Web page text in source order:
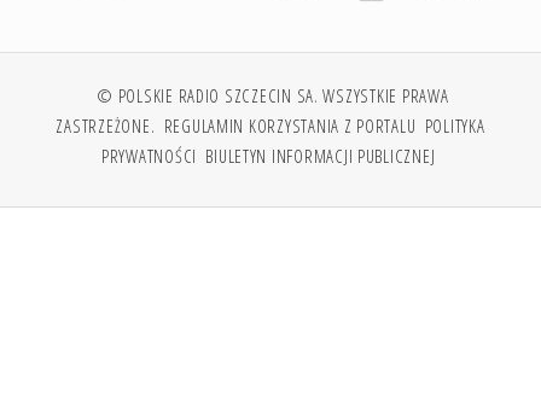
© POLSKIE RADIO SZCZECIN SA. WSZYSTKIE PRAWA
ZASTRZEŻONE. REGULAMIN KORZYSTANIA Z PORTALU POLITYKA
PRYWATNOŚCI BIULETYN INFORMACJI PUBLICZNEJ